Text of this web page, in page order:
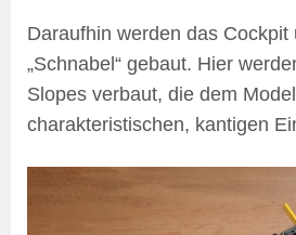
Daraufhin werden das Cockpit
„Schnabel“ gebaut. Hier
Slopes verbaut, die dem
charakteristischen, kantigen